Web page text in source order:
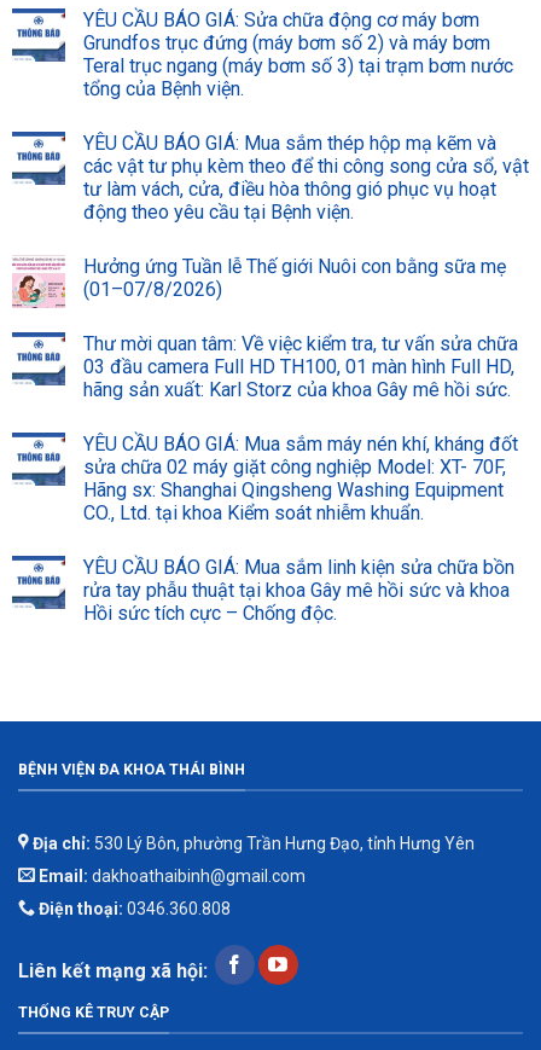
YÊU CẦU BÁO GIÁ: Sửa chữa động cơ máy bơm
Grundfos trục đứng (máy bơm số 2) và máy bơm
Teral trục ngang (máy bơm số 3) tại trạm bơm nước
tổng của Bệnh viện.
YÊU CẦU BÁO GIÁ: Mua sắm thép hộp mạ kẽm và
các vật tư phụ kèm theo để thi công song cửa sổ, vật
tư làm vách, cửa, điều hòa thông gió phục vụ hoạt
động theo yêu cầu tại Bệnh viện.
Hưởng ứng Tuần lễ Thế giới Nuôi con bằng sữa mẹ
(01–07/8/2026)
Thư mời quan tâm: Về việc kiểm tra, tư vấn sửa chữa
03 đầu camera Full HD TH100, 01 màn hình Full HD,
hãng sản xuất: Karl Storz của khoa Gây mê hồi sức.
YÊU CẦU BÁO GIÁ: Mua sắm máy nén khí, kháng đốt
sửa chữa 02 máy giặt công nghiệp Model: XT- 70F,
Hãng sx: Shanghai Qingsheng Washing Equipment
CO., Ltd. tại khoa Kiểm soát nhiễm khuẩn.
YÊU CẦU BÁO GIÁ: Mua sắm linh kiện sửa chữa bồn
rửa tay phẫu thuật tại khoa Gây mê hồi sức và khoa
Hồi sức tích cực – Chống độc.
BỆNH VIỆN ĐA KHOA THÁI BÌNH
Địa chỉ: 530 Lý Bôn, phường Trần Hưng Đạo, tỉnh Hưng Yên
Email: dakhoathaibinh@gmail.com
Điện thoại: 0346.360.808
Liên kết mạng xã hội:
THỐNG KÊ TRUY CẬP